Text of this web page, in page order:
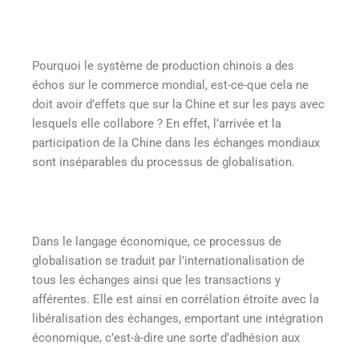
Pourquoi le système de production chinois a des
échos sur le commerce mondial, est-ce-que cela ne
doit avoir d’effets que sur la Chine et sur les pays avec
lesquels elle collabore ? En effet, l’arrivée et la
participation de la Chine dans les échanges mondiaux
sont inséparables du processus de globalisation.
Dans le langage économique, ce processus de
globalisation se traduit par l’internationalisation de
tous les échanges ainsi que les transactions y
afférentes. Elle est ainsi en corrélation étroite avec la
libéralisation des échanges, emportant une intégration
économique, c’est-à-dire une sorte d’adhésion aux